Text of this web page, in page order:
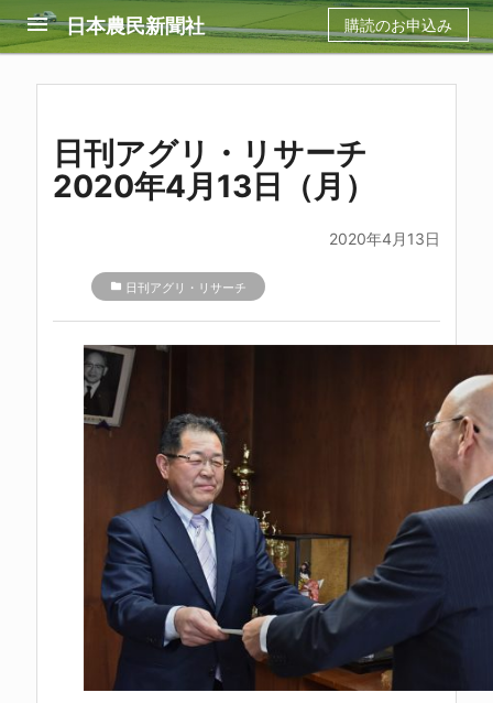
menu 日本農民新聞社 購読のお申込み
日刊アグリ・リサーチ
2020年4月13日（月）
2020年4月13日
folder 日刊アグリ・リサーチ